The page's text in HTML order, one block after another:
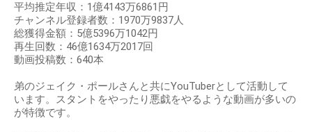
平均推定年収：1億4143万6861円
チャンネル登録者数：1970万9837人
総獲得金額：5億5396万1042円
再生回数：46億1634万2017回
動画投稿数：640本
弟のジェイク・ポールさんと共にYouTuberとして活動して
います。スタントをやったり悪戯をやるような動画が多いの
が特徴です。